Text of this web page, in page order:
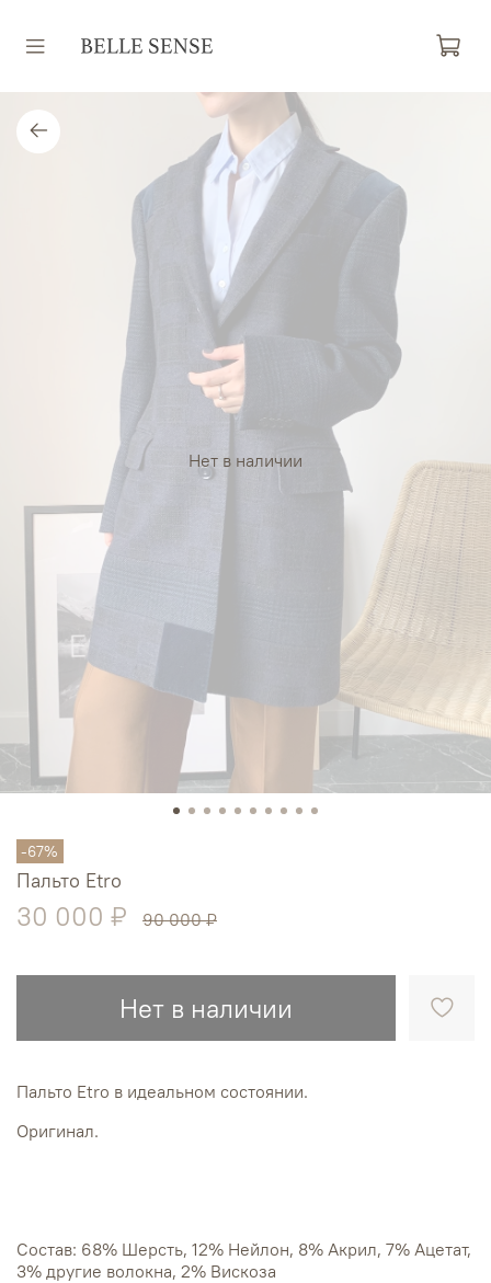
Нет в наличии
-67%
Пальто Etro
30 000 ₽ 90 000 ₽
Нет в наличии
Пальто Etro в идеальном состоянии.
Оригинал.
Состав: 68% Шерсть, 12% Нейлон, 8% Акрил, 7% Ацетат,
3% другие волокна, 2% Вискоза